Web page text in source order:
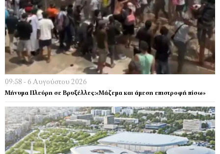
09:58 - 6 Αυγούστου 2026
Μήνυμα Πλεύρη σε Βρυξέλλες:«Μάζεμα και άμεση επιστροφή πίσω»